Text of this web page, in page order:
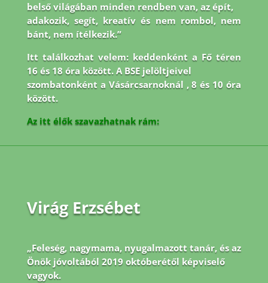
belső világában minden rendben van, az épít,
adakozik, segít, kreatív és nem rombol, nem
bánt, nem ítélkezik.”
Itt találkozhat velem: keddenként a Fő téren
16 és 18 óra között. A BSE jelöltjeivel
szombatonként a Vásárcsarnoknál , 8 és 10 óra
között.
Az itt élők szavazhatnak rám:
Virág Erzsébet
„Feleség, nagymama, nyugalmazott tanár, és az
Önök jóvoltából 2019 októberétől képviselő
vagyok.